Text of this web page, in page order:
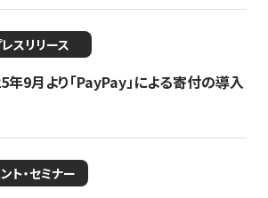
スリリース
年9月より「PayPay」による寄付の導入
ト・セミナー